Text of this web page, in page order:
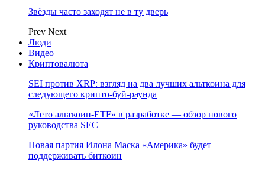
Звёзды часто заходят не в ту дверь
Prev Next
Люди
Видео
Криптовалюта
SEI против XRP: взгляд на два лучших альткоина для
следующего крипто-буй-раунда
«Лето альткоин-ETF» в разработке — обзор нового
руководства SEC
Новая партия Илона Маска «Америка» будет
поддерживать биткоин